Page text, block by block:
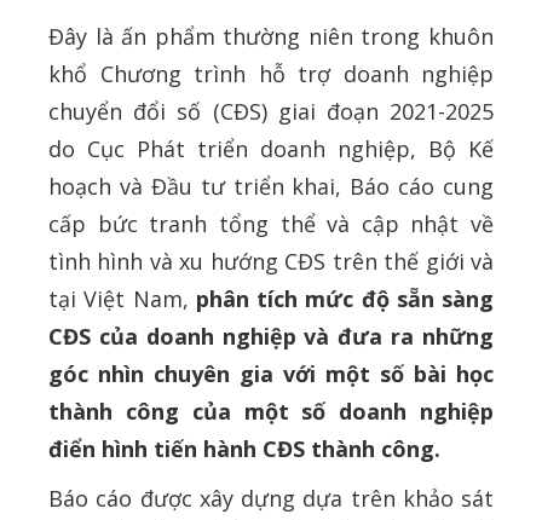
Đây là ấn phẩm thường niên trong khuôn
khổ Chương trình hỗ trợ doanh nghiệp
chuyển đổi số (CĐS) giai đoạn 2021-2025
do Cục Phát triển doanh nghiệp, Bộ Kế
hoạch và Đầu tư triển khai, Báo cáo cung
cấp bức tranh tổng thể và cập nhật về
tình hình và xu hướng CĐS trên thế giới và
tại Việt Nam, phân tích mức độ sẵn sàng
CĐS của doanh nghiệp và đưa ra những
góc nhìn chuyên gia với một số bài học
thành công của một số doanh nghiệp
điển hình tiến hành CĐS thành công.
Báo cáo được xây dựng dựa trên khảo sát